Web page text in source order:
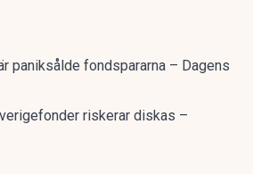
paniksålde fondspararna – Dagens
riskerar diskas –